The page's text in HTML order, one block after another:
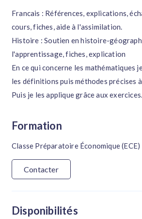
Francais : Références, explications,
cours, fiches, aide à l'assimilation.
Histoire : Soutien en histoire-
l'apprentissage, fiches, explication
En ce qui concerne les mathématiques
les définitions puis méthodes précises
Puis je les applique grâce aux exercices.
Formation
Classe Préparatoire Économique (ECE)
Contacter
Disponibilités